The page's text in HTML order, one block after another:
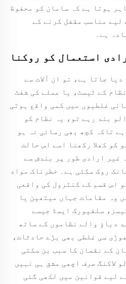
ہوتا ہے کہ سامان کو محفوظ
لیے مناسب مقفل کرنے کے
ہے۔
استعمال کو روکنا
جاتا ہے، تو ان آلات سے
کے ٹیسٹ، یا عملے کی شفٹ
غلطیوں میں کمی واقع ہوتی
بند رہے تو، یہ نظام کو
تاکہ کچھ بھی رسائی نہ ہو
کو کھلا رکھنا اسے اس حالت
غیر ارادی طور پر بندش سے
روک سکتی ہے۔ خطرناک مواد
اس قسم کے کنٹرول کی واقعی
وہ مقامات جہاں میتھین یا
سلفیورک ایسڈ جیسے
دباؤ والے نظاموں کے ساتھ
سی غلطی بھی بڑے حادثات،
کے نقصان کا سبب بن سکتی
لاکنگ صرف اچھی مشق ہی نہیں
لیے قوانین میں لکھی گئی